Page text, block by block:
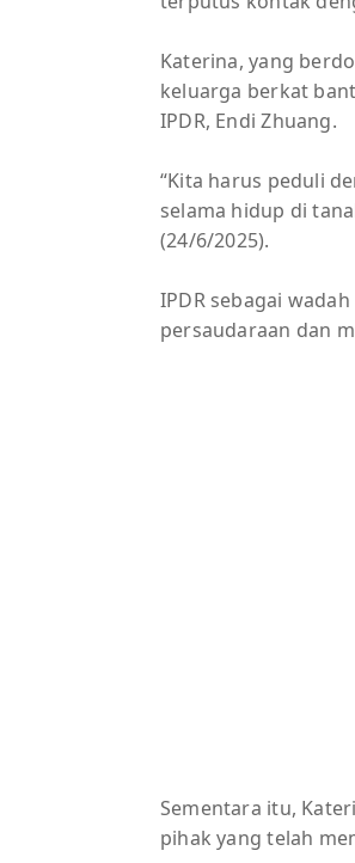
Katerina, yang
keluarga berkat
IPDR, Endi Zhuang.
“Kita harus peduli
selama hidup di
(24/6/2025).
IPDR sebagai
persaudaraan dan
Sementara itu,
pihak yang telah